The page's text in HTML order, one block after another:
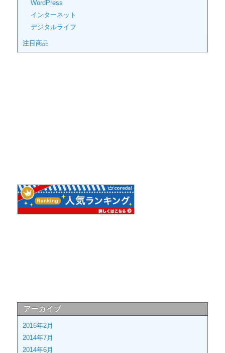
WordPress
インターネット
デジタルライフ
注目商品
アーカイブ
2016年2月
2014年7月
2014年6月